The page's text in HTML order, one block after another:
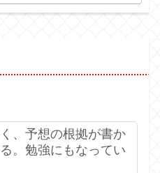
、予想の根拠が書か
。勉強にもなってい